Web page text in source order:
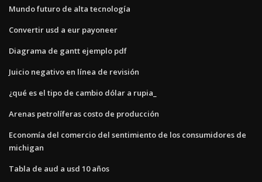
Mundo futuro de alta tecnología
Convertir usd a eur payoneer
Diagrama de gantt ejemplo pdf
Juicio negativo en línea de revisión
¿qué es el tipo de cambio dólar a rupia_
Arenas petrolíferas costo de producción
Economía del comercio del sentimiento de los consumidores de
michigan
Tabla de aud a usd 10 años